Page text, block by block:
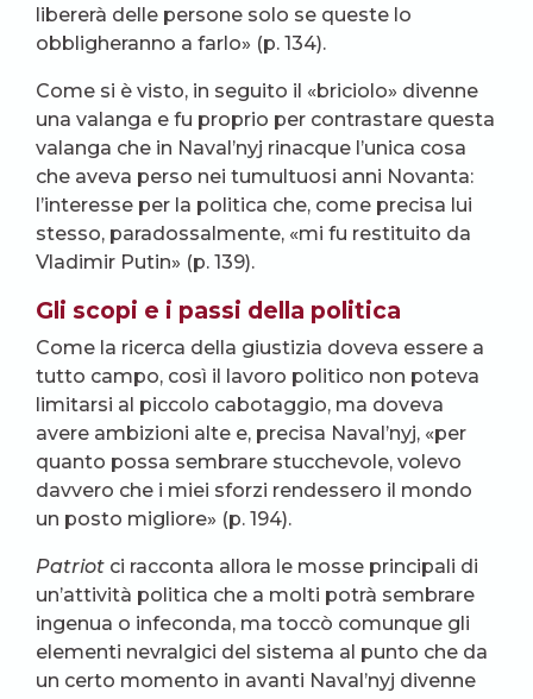
libererà delle persone solo se queste lo
obbligheranno a farlo» (p. 134).
Come si è visto, in seguito il «briciolo» divenne
una valanga e fu proprio per contrastare questa
valanga che in Naval’nyj rinacque l’unica cosa
che aveva perso nei tumultuosi anni Novanta:
l’interesse per la politica che, come precisa lui
stesso, paradossalmente, «mi fu restituito da
Vladimir Putin» (p. 139).
Gli scopi e i passi della politica
Come la ricerca della giustizia doveva essere a
tutto campo, così il lavoro politico non poteva
limitarsi al piccolo cabotaggio, ma doveva
avere ambizioni alte e, precisa Naval’nyj, «per
quanto possa sembrare stucchevole, volevo
davvero che i miei sforzi rendessero il mondo
un posto migliore» (p. 194).
Patriot ci racconta allora le mosse principali di
un’attività politica che a molti potrà sembrare
ingenua o infeconda, ma toccò comunque gli
elementi nevralgici del sistema al punto che da
un certo momento in avanti Naval’nyj divenne